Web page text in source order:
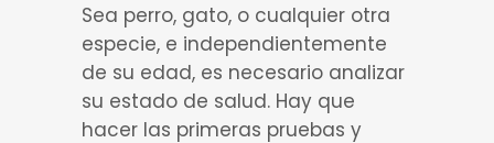
Sea perro, gato, o cualquier otra
especie, e independientemente
de su edad, es necesario analizar
su estado de salud. Hay que
hacer las primeras pruebas y